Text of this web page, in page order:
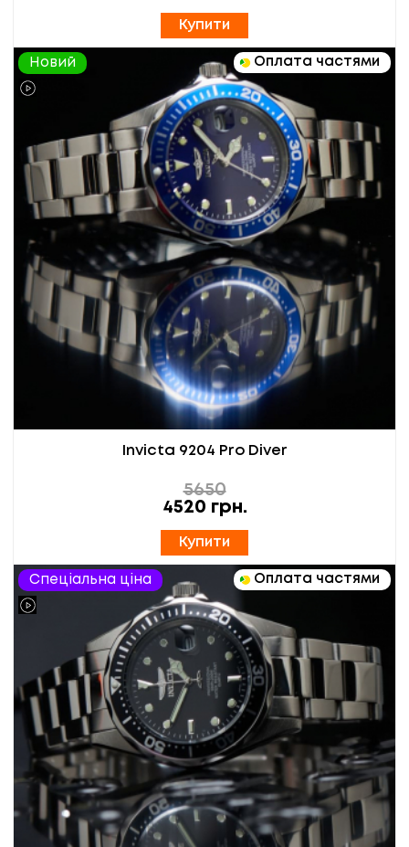
Купити
Новий Оплата частями
Invicta 9204 Pro Diver
5650
4520 грн.
Купити
Спеціальна ціна Оплата частями